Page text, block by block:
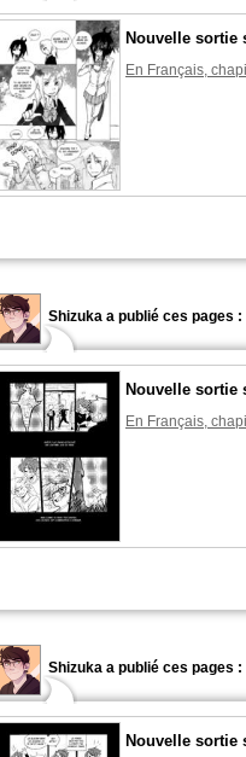
Nouvelle sortie
En Français,
Shizuka a publié ces pages :
Nouvelle sortie
En Français,
Shizuka a publié ces pages :
Nouvelle sortie